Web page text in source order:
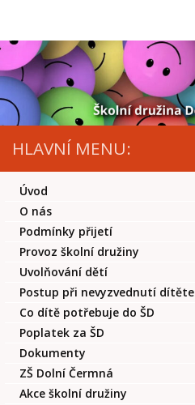
HLAVNÍ MENU:
Úvod
O nás
Podmínky přijetí
Provoz školní družiny
Uvolňování dětí
Postup při nevyzvednutí dítěte
Co dítě potřebuje do ŠD
Poplatek za ŠD
Dokumenty
ZŠ Dolní Čermná
Akce školní družiny